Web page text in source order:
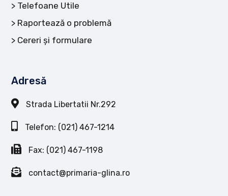
Telefoane Utile
Raportează o problemă
Cereri și formulare
Adresă
Strada Libertatii Nr.292
Telefon: (021) 467-1214
Fax: (021) 467-1198
contact@primaria-glina.ro